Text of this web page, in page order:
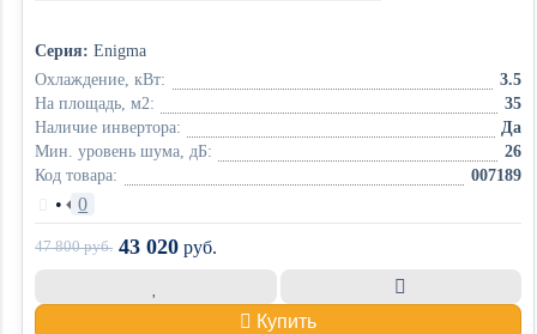
Серия: Enigma
Охлаждение, кВт:
3.5
На площадь, м2:
35
Наличие инвертора:
Да
Мин. уровень шума, дБ:
26
Код товара:
007189
• 0
47 800руб. 43 020 руб.
Купить